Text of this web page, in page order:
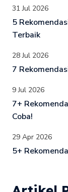
31 Jul 2026
5
Terbaik
28 Jul 2026
7
9 Jul 2026
7+
Coba!
29 Apr 2026
5+